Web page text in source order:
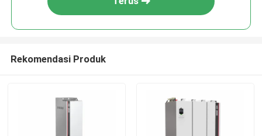
Rekomendasi Produk